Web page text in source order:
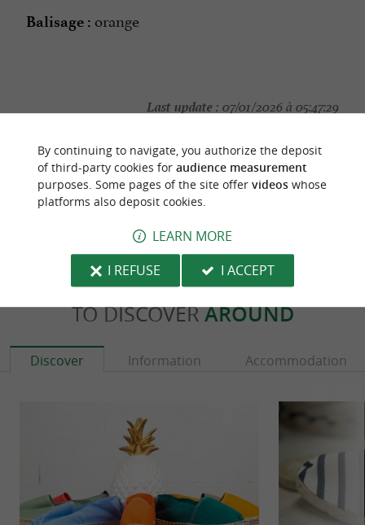
Balisage : orange
Last update : 07/01/2026 à 05:47:29
| Communauté d'Agglomération Pays
Basque
Photo credit :@Sirtaqui Cf. Communauté
TO DISCOVERAROUND
Discover Information Accommodation
By continuing to navigate, you authorize the deposit
of third-party cookies for audience measurement
purposes. Some pages of the site offer videoswhose
platforms also deposit cookies.
LEARN MORE
I REFUSE
I ACCEPT